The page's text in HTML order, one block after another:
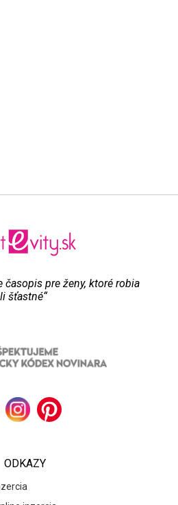
časopis pre ženy, ktoré robia
šťastné“
ODKAZY